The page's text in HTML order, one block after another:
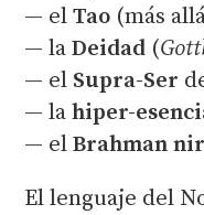
— elTao(más
— laDeidad(
— el Supra-Ser
— lahiper-
— elBrahman
El lenguaje del